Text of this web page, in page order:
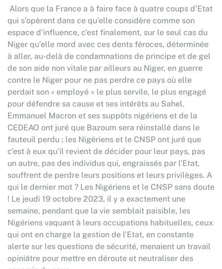
Alors que la France a à faire face à quatre coups d’Etat
qui s’opèrent dans ce qu’elle considère comme son
espace d’influence, c’est finalement, sur le seul cas du
Niger qu’elle mord avec ces dents féroces, déterminée
à aller, au-delà de condamnations de principe et de gel
de son aide non vitale par ailleurs au Niger, en guerre
contre le Niger pour ne pas perdre ce pays où elle
perdait son « employé » le plus servile, le plus engagé
pour défendre sa cause et ses intérêts au Sahel.
Emmanuel Macron et ses suppôts nigériens et de la
CEDEAO ont juré que Bazoum sera réinstallé dans le
fauteuil perdu ; les Nigériens et le CNSP ont juré que
c’est à eux qu’il revient de décider pour leur pays, pas
un autre, pas des individus qui, engraissés par l’Etat,
souffrent de perdre leurs positions et leurs privilèges. A
qui le dernier mot ? Les Nigériens et le CNSP sans doute
! Le jeudi 19 octobre 2023, il y a exactement une
semaine, pendant que la vie semblait paisible, les
Nigériens vaquant à leurs occupations habituelles, ceux
qui ont en charge la gestion de l’Etat, en constante
alerte sur les questions de sécurité, menaient un travail
opiniâtre pour mettre en déroute et neutraliser des